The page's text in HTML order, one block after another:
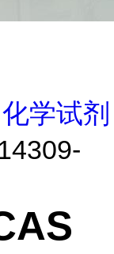
化学试剂